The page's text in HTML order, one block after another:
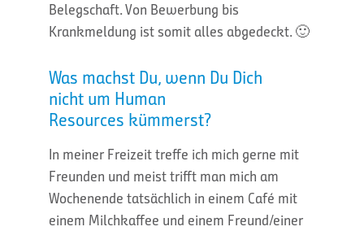
Belegschaft. Von Bewerbung bis
Krankmeldung ist somit alles abgedeckt. 🙂
Was machst Du, wenn Du Dich
nicht um Human
Resources kümmerst?
In meiner Freizeit treffe ich mich gerne mit
Freunden und meist trifft man mich am
Wochenende tatsächlich in einem Café mit
einem Milchkaffee und einem Freund/einer